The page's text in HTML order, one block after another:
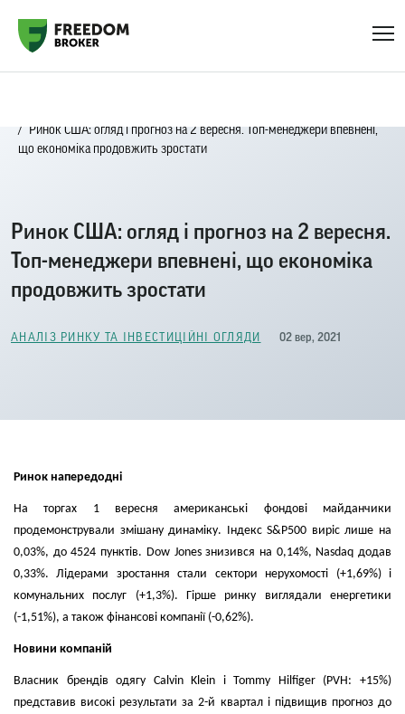
Ринок США: огляд і прогноз на 2 вересня. Топ-менеджери впевнені,
що економіка продовжить зростати
Ринок США: огляд і прогноз на 2 вересня.
Топ-менеджери впевнені, що економіка
продовжить зростати
АНАЛІЗ РИНКУ ТА ІНВЕСТИЦІЙНІ ОГЛЯДИ 02 вер, 2021
Ринок напередодні
На торгах 1 вересня американські фондові майданчики
продемонстрували змішану динаміку. Індекс S&P500 виріс лише на
0,03%, до 4524 пунктів. Dow Jones знизився на 0,14%, Nasdaq додав
0,33%. Лідерами зростання стали сектори нерухомості (+1,69%) і
комунальних послуг (+1,3%). Гірше ринку виглядали енергетики
(-1,51%), а також фінансові компанії (-0,62%).
Новини компаній
Власник брендів одягу Calvin Klein і Tommy Hilfiger (PVH: +15%)
представив високі результати за 2-й квартал і підвищив прогноз до